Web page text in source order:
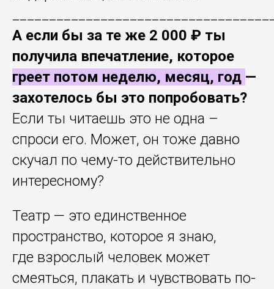
А если бы за те же 2 000 ₽ ты
получила впечатление, которое
греет потом неделю, месяц, год —
захотелось бы это попробовать?
Если ты читаешь это не одна –
спроси его. Может, он тоже давно
скучал по чему-то действительно
интересному?
Театр — это единственное
пространство, которое я знаю,
где взрослый человек может
смеяться, плакать и чувствовать по-